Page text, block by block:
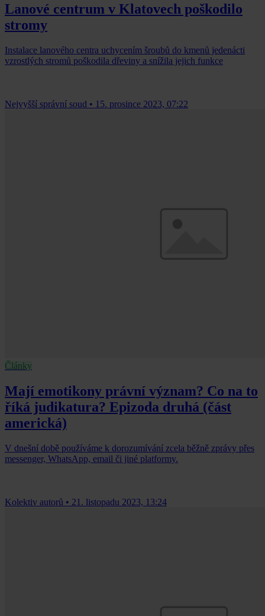
Lanové centrum v Klatovech poškodilo
stromy
Instalace lanového centra uchycením šroubů do kmenů jedenácti
vzrostlých stromů poškodila dřeviny a snížila jejich funkce
Nejvyšší správní soud • 15. prosince 2023, 07:22
Články
Mají emotikony právní význam? Co na to
říká judikatura? Epizoda druhá (část
americká)
V dnešní době používáme k dorozumívání zcela běžně zprávy přes
messenger, WhatsApp, email či jiné platformy.
Kolektiv autorů • 21. listopadu 2023, 13:24